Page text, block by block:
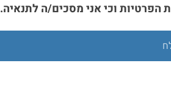
הפרטיות וכי אני מסכים/ה לתנאיה.